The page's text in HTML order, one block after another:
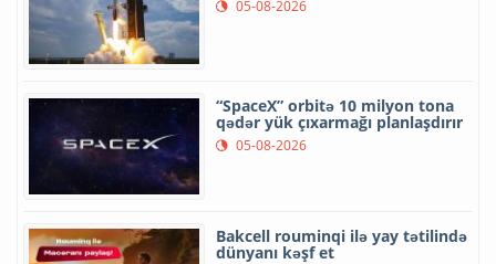
05-08-2026
“SpaceX” orbitə 10 milyon tona
qədər yük çıxarmağı planlaşdırır
05-08-2026
Bakcell rouminqi ilə yay tətilində
dünyanı kəşf et